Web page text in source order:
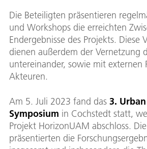
Die Beteiligten präsentieren
und Workshops die erreichten
Endergebnisse des Projekts. Diese
dienen außerdem der Vernetzung
untereinander, sowie mit externen
Akteuren.
Am 5. Juli 2023 fand das 3.
Symposium in Cochstedt statt,
Projekt HorizonUAM abschloss.
präsentierten die